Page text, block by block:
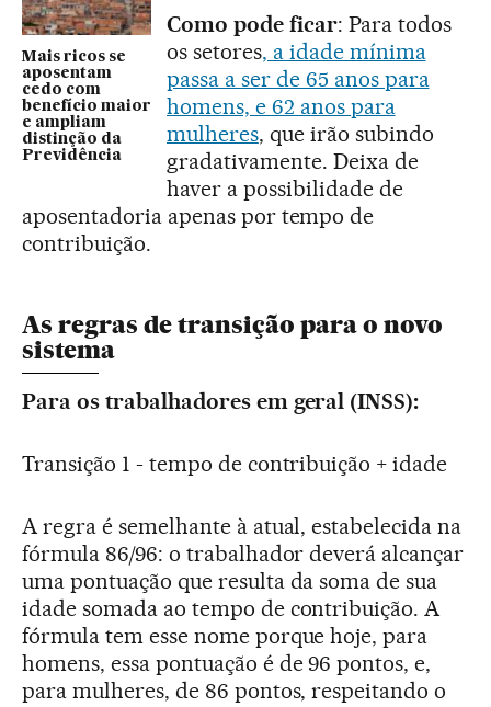
Mais ricos se
aposentam
cedo com
benefício maior
e ampliam
distinção da
Previdência
Como pode ficar: Para todos
os setores, a idade mínima
passa a ser de 65 anos para
homens, e 62 anos para
mulheres, que irão subindo
gradativamente. Deixa de
haver a possibilidade de
aposentadoria apenas por tempo de
contribuição.
As regras de transição para o novo
sistema
Para os trabalhadores em geral (INSS):
Transição 1 - tempo de contribuição + idade
A regra é semelhante à atual, estabelecida na
fórmula 86/96: o trabalhador deverá alcançar
uma pontuação que resulta da soma de sua
idade somada ao tempo de contribuição. A
fórmula tem esse nome porque hoje, para
homens, essa pontuação é de 96 pontos, e,
para mulheres, de 86 pontos, respeitando o